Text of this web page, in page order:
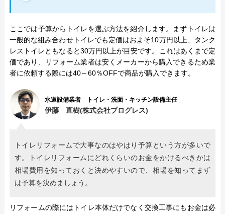
イースマイル がおすすめの理由
株式会社イースマイルは水道設備の専門業者で、急な
水トラブルはもちろんリフォームにも対応している業
者です。水まわり設備の専門店のため施工経験が豊富
験を基としたさまざまな提案とすばやい施工は他の追
随を許さないものがあります。
水まわりの設備は家族の生活に直結するため費用はも
ちろんですが、何よりも施工業者への信頼が求められ
ます。10年の施工保証とメーカー保証の延長という手
厚すぎるほどのダブル保証で、施工後も安心して依頼
ここでは予算からトイレを選ぶ方法を紹介します。まずトイレは
一般的な組み合わせトイレでも定価はおよそ10万円以上、タンク
レストイレともなると30万円以上が目安です。これはあくまで定
価であり、リフォーム業者は安くメーカーから購入できるため業
者に依頼する際には40～60％OFFで商品が購入できます。
水道設備業者 トイレ・洗面・キッチン設備主任
伊藤 直樹(株式会社プログレス)
トイレリフォームで大事なのはやはり予算という方が多いで
す。トイレリフォームにどれくらいのお金をかけるべきかは
相場費用を知っておくと決めやすいので、相場を知ってまず
は予算を決めましょう。
リフォームの際にはトイレ本体だけでなく交換工事にもお金は必